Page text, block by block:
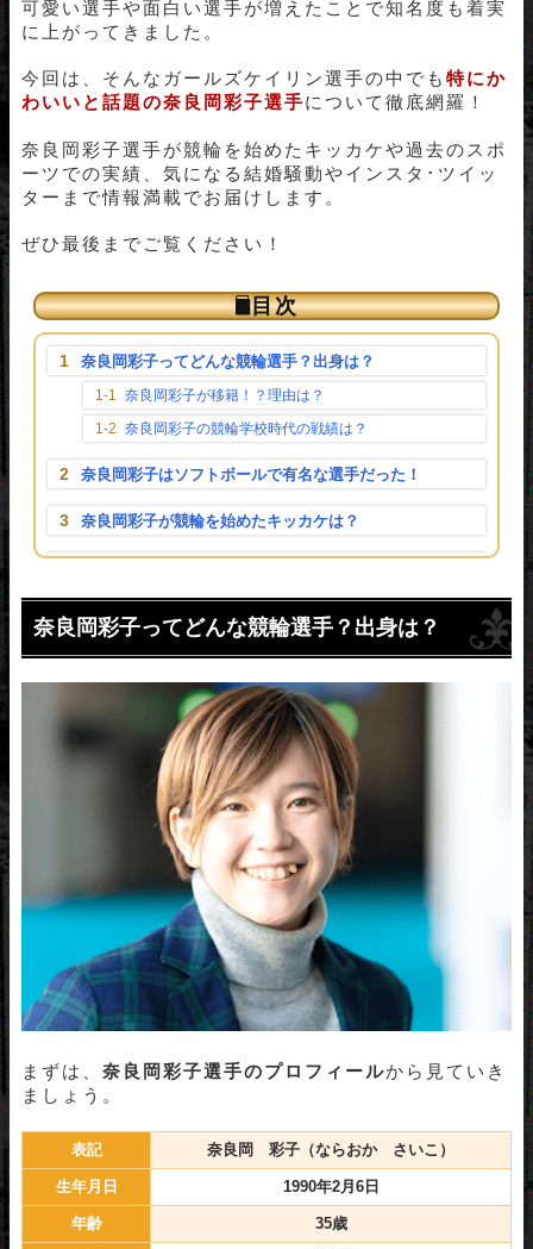
可愛い選手や面白い選手が増えたことで知名度も着実
に上がってきました。
今回は、そんなガールズケイリン選手の中でも 特にか
わいいと話題の奈良岡彩子選手について徹底網羅！
奈良岡彩子選手が競輪を始めたキッカケや過去のスポ
ーツでの実績、気になる結婚騒動やインスタ･ツイッ
ターまで情報満載でお届けします。
ぜひ最後までご覧ください！
目次
[ ∧
]
奈良岡彩子ってどんな競輪選手？出身は？
奈良岡彩子が移籍！？理由は？
奈良岡彩子の競輪学校時代の戦績は？
奈良岡彩子はソフトボールで有名な選手だった！
奈良岡彩子が競輪を始めたキッカケは？
奈良岡彩子のツイッターをご紹介！
奈良岡彩子には彼氏がいるの？結婚は？
奈良岡彩子の戦績は？
奈良岡彩子が強制引退に
奈良岡彩子のまとめ
LINEで限定情報発信中！
奈良岡彩子ってどんな競輪選手？出身は？
まずは、 奈良岡彩子選手のプロフィールから見ていき
ましょう。
表記 奈良岡 彩子（ならおか さいこ）
生年月日 1990年2月6日
年齢 35歳